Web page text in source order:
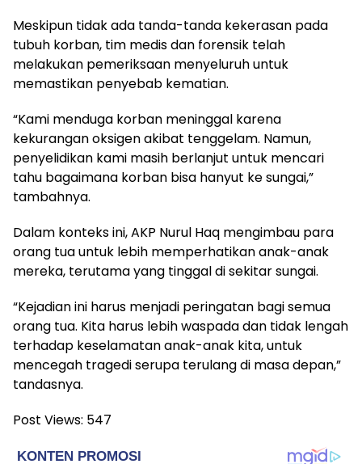
Meskipun tidak ada tanda-tanda kekerasan pada
tubuh korban, tim medis dan forensik telah
melakukan pemeriksaan menyeluruh untuk
memastikan penyebab kematian.
“Kami menduga korban meninggal karena
kekurangan oksigen akibat tenggelam. Namun,
penyelidikan kami masih berlanjut untuk mencari
tahu bagaimana korban bisa hanyut ke sungai,”
tambahnya.
Dalam konteks ini, AKP Nurul Haq mengimbau para
orang tua untuk lebih memperhatikan anak-anak
mereka, terutama yang tinggal di sekitar sungai.
“Kejadian ini harus menjadi peringatan bagi semua
orang tua. Kita harus lebih waspada dan tidak lengah
terhadap keselamatan anak-anak kita, untuk
mencegah tragedi serupa terulang di masa depan,”
tandasnya.
Post Views: 547